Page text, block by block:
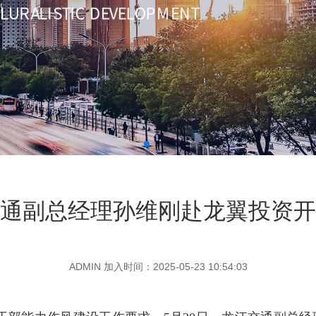
副总经理孙维刚赴龙翼投资
ADMIN 加入时间：2025-05-23 10:54:03